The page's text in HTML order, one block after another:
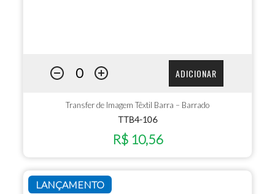
ADICIONAR
Transfer de Imagem Têxtil Barra – Barrado
TTB4-106
R$ 10,56
LANÇAMENTO